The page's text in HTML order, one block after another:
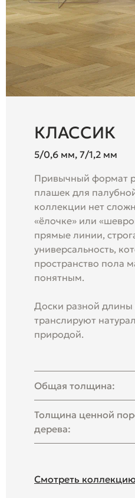
КЛАССИК
5/0,6 мм, 7/1,2 мм
Привычный формат
плашек для
коллекции нет
«ёлочке» или
прямые линии,
универсальность,
пространство пола
понятным.
Доски разной длины
транслируют
природой.
Общая толщина:
Толщина ценной
дерева:
Смотреть